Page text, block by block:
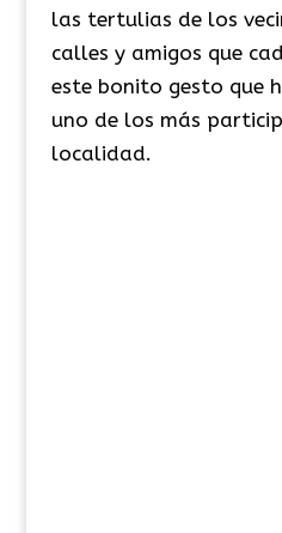
las tertulias de los
calles y amigos que
este bonito gesto que
uno de los más
localidad.